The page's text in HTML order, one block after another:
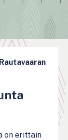
Rautavaaran
on erittäin